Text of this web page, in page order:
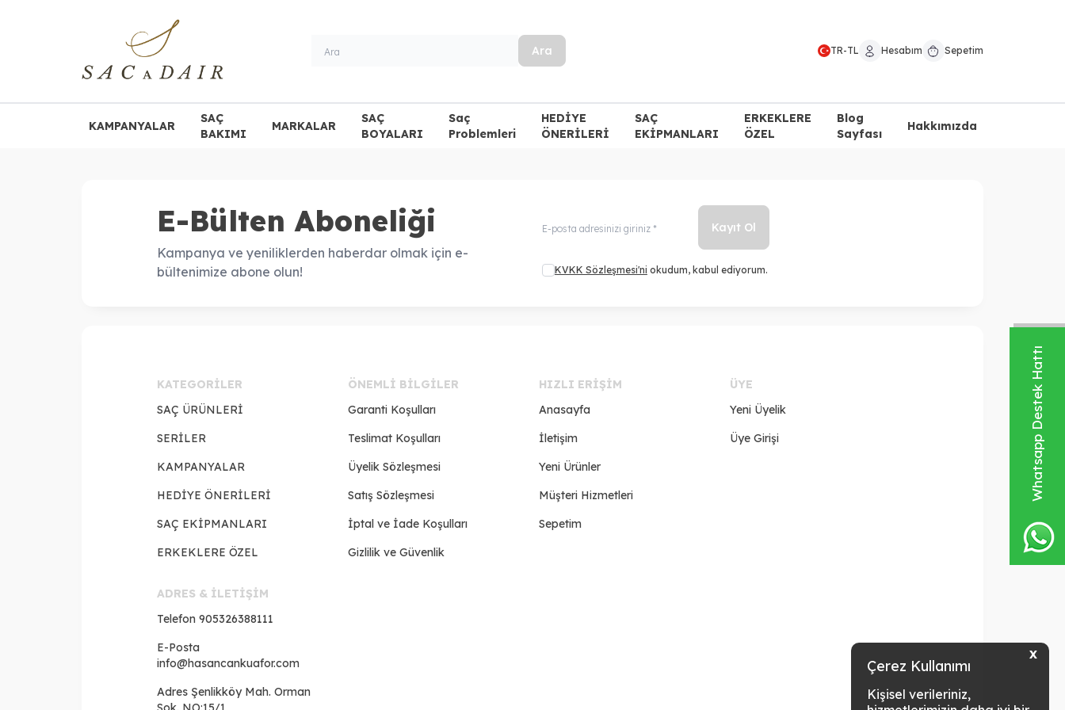
X
Çerez Kullanımı
Kişisel verileriniz,
Whatsapp Destek Hattı
Ara TR-TL Hesabım Sepetim
KAMPANYALAR
SAÇ
BAKIMI
MARKALAR
SAÇ
BOYALARI
Saç
Problemleri
HEDİYE
ÖNERİLERİ
SAÇ
EKİPMANLARI
ERKEKLERE
ÖZEL
Blog
Sayfası
Hakkımızda
E-Bülten Aboneliği
Kampanya ve yeniliklerden haberdar olmak için e-
bültenimize abone olun!
Kayıt Ol
KVKK Sözleşmesi'ni okudum, kabul ediyorum.
KATEGORILER
SAÇ ÜRÜNLERİ
SERİLER
KAMPANYALAR
HEDİYE ÖNERİLERİ
SAÇ EKİPMANLARI
ERKEKLERE ÖZEL
ÖNEMLI BILGILER
Garanti Koşulları
Teslimat Koşulları
Üyelik Sözleşmesi
Satış Sözleşmesi
İptal ve İade Koşulları
Gizlilik ve Güvenlik
HIZLI ERIŞIM
Anasayfa
İletişim
Yeni Ürünler
Müşteri Hizmetleri
Sepetim
ÜYE
Yeni Üyelik
Üye Girişi
ADRES & İLETİŞİM
Telefon 905326388111
E-Posta
info@hasancankuafor.com
Adres Şenlikköy Mah. Orman